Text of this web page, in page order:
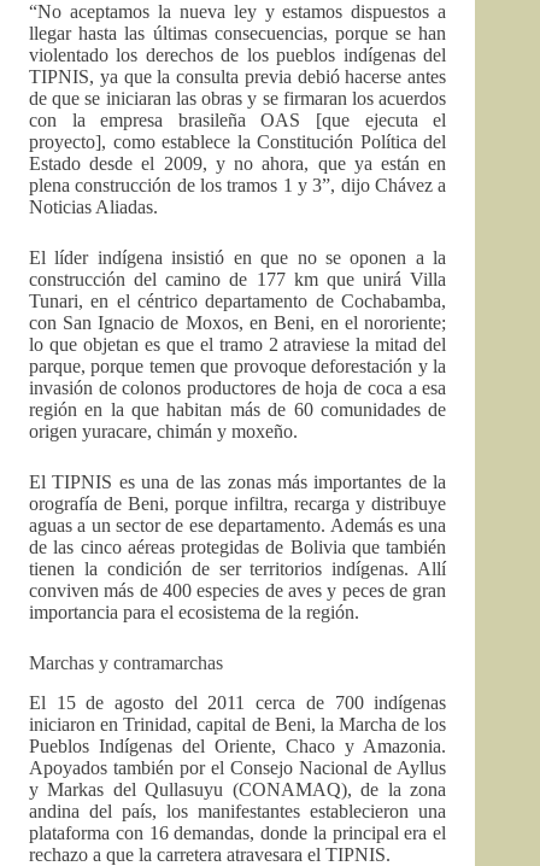
“No aceptamos la nueva ley y estamos dispuestos a
llegar hasta las últimas consecuencias, porque se han
violentado los derechos de los pueblos indígenas del
TIPNIS, ya que la consulta previa debió hacerse antes
de que se iniciaran las obras y se firmaran los acuerdos
con la empresa brasileña OAS [que ejecuta el
proyecto], como establece la Constitución Política del
Estado desde el 2009, y no ahora, que ya están en
plena construcción de los tramos 1 y 3”, dijo Chávez a
Noticias Aliadas.
El líder indígena insistió en que no se oponen a la
construcción del camino de 177 km que unirá Villa
Tunari, en el céntrico departamento de Cochabamba,
con San Ignacio de Moxos, en Beni, en el nororiente;
lo que objetan es que el tramo 2 atraviese la mitad del
parque, porque temen que provoque deforestación y la
invasión de colonos productores de hoja de coca a esa
región en la que habitan más de 60 comunidades de
origen yuracare, chimán y moxeño.
El TIPNIS es una de las zonas más importantes de la
orografía de Beni, porque infiltra, recarga y distribuye
aguas a un sector de ese departamento. Además es una
de las cinco aéreas protegidas de Bolivia que también
tienen la condición de ser territorios indígenas. Allí
conviven más de 400 especies de aves y peces de gran
importancia para el ecosistema de la región.
Marchas y contramarchas
El 15 de agosto del 2011 cerca de 700 indígenas
iniciaron en Trinidad, capital de Beni, la Marcha de los
Pueblos Indígenas del Oriente, Chaco y Amazonia.
Apoyados también por el Consejo Nacional de Ayllus
y Markas del Qullasuyu (CONAMAQ), de la zona
andina del país, los manifestantes establecieron una
plataforma con 16 demandas, donde la principal era el
rechazo a que la carretera atravesara el TIPNIS.